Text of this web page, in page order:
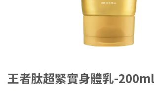
王者肽超緊實身體乳-200ml